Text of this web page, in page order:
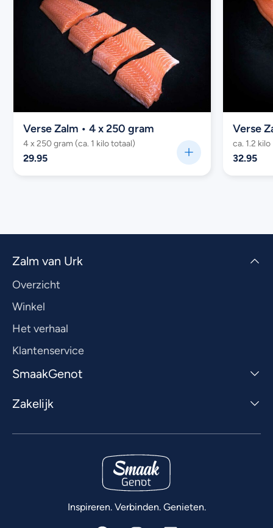
Verse Zalm • 4 x 250 gram
4 x 250 gram (ca. 1 kilo totaal)
29.95
Verse
ca. 1.2 kilo
32.95
Zalm van Urk
Overzicht
Winkel
Het verhaal
Klantenservice
SmaakGenot
Zakelijk
Inspireren. Verbinden. Genieten.